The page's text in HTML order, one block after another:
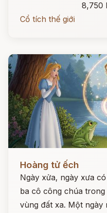
8,750
Cổ tích thế giới
Hoàng tử ếch
Ngày xửa, ngày xưa
ba cô công chúa
vùng đất xa. Một